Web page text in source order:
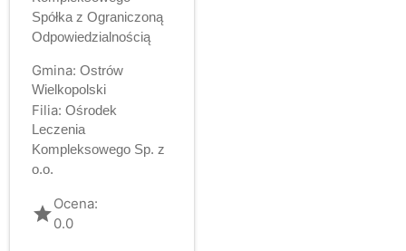
Spółka z Ograniczoną
Odpowiedzialnością
Gmina: Ostrów
Wielkopolski
Filia: Ośrodek
Leczenia
Kompleksowego Sp. z
o.o.
gradeOcena:
0.0